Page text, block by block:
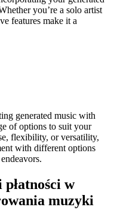
you’re a solo artist
features make it a
generated music with
of options to suit your
flexibility, or versatility,
with different options
w
muzyki